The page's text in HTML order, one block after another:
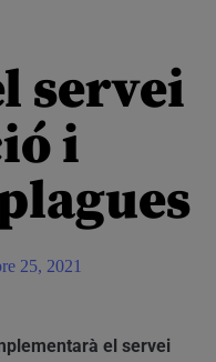
servei
i
25, 2021
el servei